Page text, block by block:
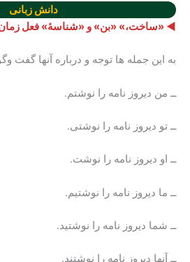
دانش زبانی
◄ «ساخت،» «بن» و «شناسۀ» فعل
به این جمله ها توجه و درباره آنها گفت
ــ من دیروز نامه را نوشتم.
ــ تو دیروز نامه را نوشتی.
ــ او دیروز نامه را نوشت.
ــ ما دیروز نامه را نوشتیم.
ــ شما دیروز نامه را نوشتید.
ــ آنها دیروز نامه را نوشتند.